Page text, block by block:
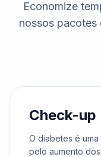
Economize
nossos pacotes
Check-up
O diabetes é
pelo aumento